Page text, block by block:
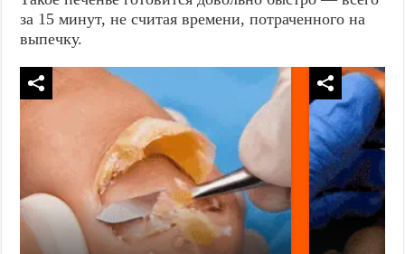
за 15 минут, не считая времени, потраченного на
выпечку.